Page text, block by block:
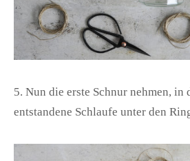
5. Nun die erste Schnur nehmen,
entstandene Schlaufe unter den